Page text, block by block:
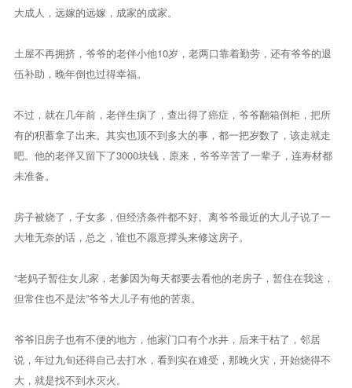
大成人，远嫁的远嫁，成家的成家。
土屋不再拥挤，爷爷的老伴小他10岁，老两口靠着勤劳，还有爷爷的退
伍补助，晚年倒也过得幸福。
不过，就在几年前，老伴生病了，查出得了癌症，爷爷翻箱倒柜，把所
有的积蓄拿了出来。其实也顶不到多大的事，都一把岁数了，该走就走
吧。他的老伴又留下了3000块钱，原来，爷爷辛苦了一辈子，连寿材都
未准备。
房子被烧了，子女多，但经济条件都不好。离爷爷最近的大儿子说了一
大堆无奈的话，总之，谁也不愿意撑头来修这房子。
“老妈子暂住女儿家，老爹因为每天都要去看他的老房子，暂住在我这，
但常住也不是法”爷爷大儿子有他的苦衷。
爷爷旧房子也有不便的地方，他家门口有个水井，后来干枯了，邻居
说，年过九旬还得自己去打水，看到实在难受，那晚火灾，开始烧得不
大，就是找不到水灭火。